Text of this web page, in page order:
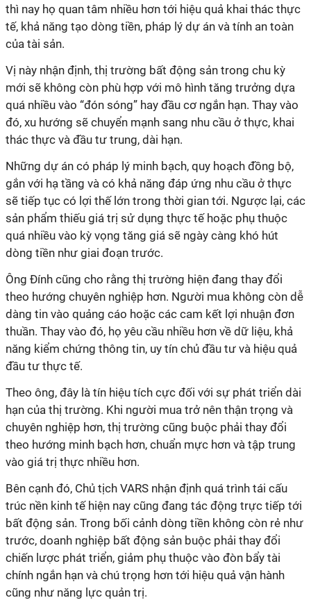
thì nay họ quan tâm nhiều hơn tới hiệu quả khai thác thực
tế, khả năng tạo dòng tiền, pháp lý dự án và tính an toàn
của tài sản.
Vị này nhận định, thị trường bất động sản trong chu kỳ
mới sẽ không còn phù hợp với mô hình tăng trưởng dựa
quá nhiều vào “đón sóng” hay đầu cơ ngắn hạn. Thay vào
đó, xu hướng sẽ chuyển mạnh sang nhu cầu ở thực, khai
thác thực và đầu tư trung, dài hạn.
Những dự án có pháp lý minh bạch, quy hoạch đồng bộ,
gắn với hạ tầng và có khả năng đáp ứng nhu cầu ở thực
sẽ tiếp tục có lợi thế lớn trong thời gian tới. Ngược lại, các
sản phẩm thiếu giá trị sử dụng thực tế hoặc phụ thuộc
quá nhiều vào kỳ vọng tăng giá sẽ ngày càng khó hút
dòng tiền như giai đoạn trước.
Ông Đính cũng cho rằng thị trường hiện đang thay đổi
theo hướng chuyên nghiệp hơn. Người mua không còn dễ
dàng tin vào quảng cáo hoặc các cam kết lợi nhuận đơn
thuần. Thay vào đó, họ yêu cầu nhiều hơn về dữ liệu, khả
năng kiểm chứng thông tin, uy tín chủ đầu tư và hiệu quả
đầu tư thực tế.
Theo ông, đây là tín hiệu tích cực đối với sự phát triển dài
hạn của thị trường. Khi người mua trở nên thận trọng và
chuyên nghiệp hơn, thị trường cũng buộc phải thay đổi
theo hướng minh bạch hơn, chuẩn mực hơn và tập trung
vào giá trị thực nhiều hơn.
Bên cạnh đó, Chủ tịch VARS nhận định quá trình tái cấu
trúc nền kinh tế hiện nay cũng đang tác động trực tiếp tới
bất động sản. Trong bối cảnh dòng tiền không còn rẻ như
trước, doanh nghiệp bất động sản buộc phải thay đổi
chiến lược phát triển, giảm phụ thuộc vào đòn bẩy tài
chính ngắn hạn và chú trọng hơn tới hiệu quả vận hành
cũng như năng lực quản trị.